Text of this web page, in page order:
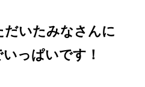
だいたみなさんに
っぱいです！